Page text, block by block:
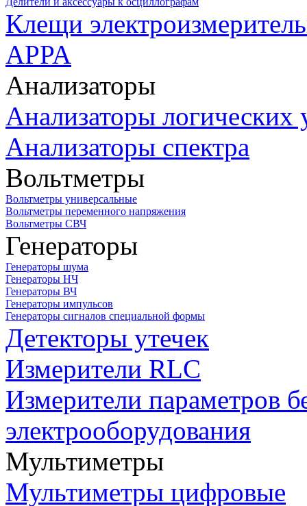
Клещи
APPA
Анализаторы
Анализаторы логических
Анализаторы спектра
Вольтметры
Вольтметры универсальные
Вольтметры переменного напряжения
Вольтметры СВЧ
Генераторы
Генераторы шума
Генераторы НЧ
Генераторы ВЧ
Генераторы импульсов
Генераторы сигналов специальной формы
Детекторы утечек
Измерители RLC
Измерители параметров
электрооборудования
Мультиметры
Мультиметры цифровые